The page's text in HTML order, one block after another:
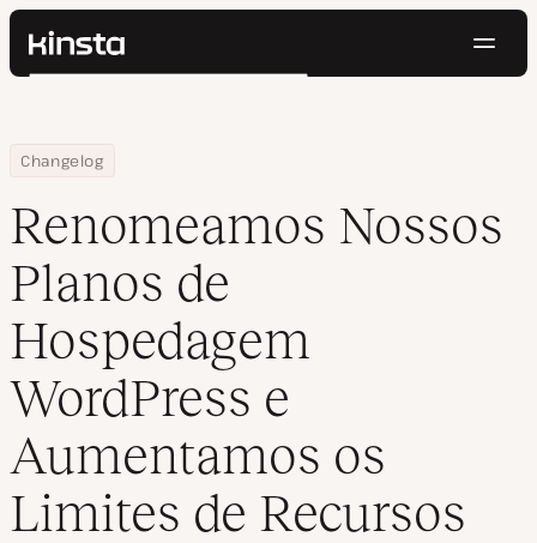
Kinsta®
Preços
Contato
Pesquisar
Home
Changelog
Renomeamos Nossos Planos de Hospedagem WordPress e
Renomeamos Nossos
Planos de
Hospedagem
WordPress e
Aumentamos os
Limites de Recursos